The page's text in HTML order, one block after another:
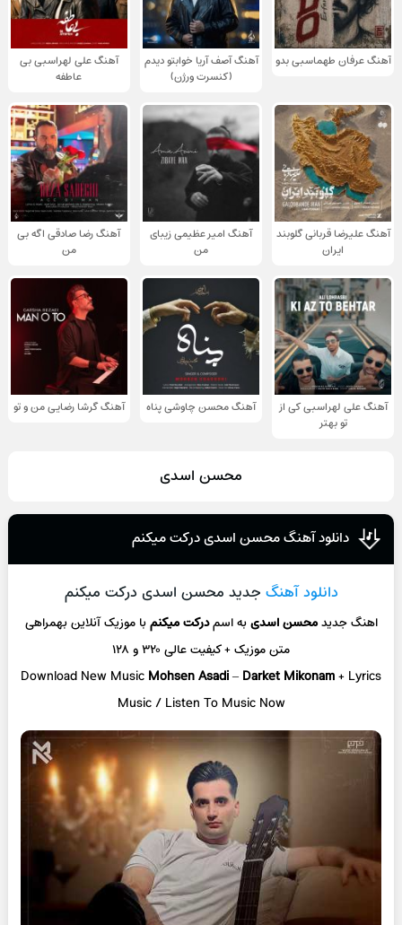
آهنگ عرفان طهماسبی بدو
آهنگ آصف آریا خوابتو دیدم
(کنسرت ورژن)
آهنگ علی لهراسبی بی
عاطفه
آهنگ علیرضا قربانی گلوبند
ایران
آهنگ امیر عظیمی زیبای
من
آهنگ رضا صادقی اگه بی
من
آهنگ علی لهراسبی کی از
تو ‌بهتر
آهنگ محسن چاوشی پناه آهنگ گرشا رضایی من و تو
محسن اسدی
دانلود آهنگ محسن اسدی درکت میکنم
دانلود آهنگ جدید محسن اسدی درکت میکنم
اهنگ جدیدمحسن اسدیبه اسمدرکت میکنمبا موزیک آنلاینبهمراهی
متن موزیک + کیفیت عالی ۳۲۰ و ۱۲۸
Download New Music Mohsen Asadi– Darket Mikonam+ Lyrics
Music / Listen To Music Now